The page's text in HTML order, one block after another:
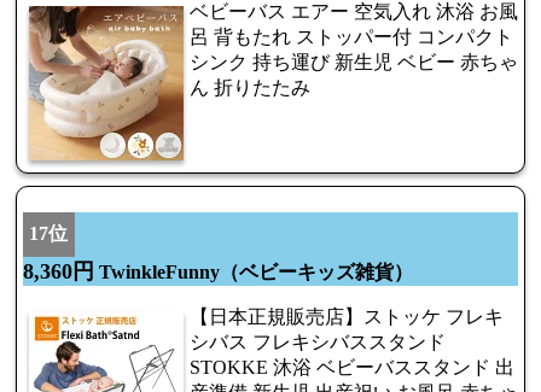
ベビーバス エアー 空気入れ 沐浴 お風
呂 背もたれ ストッパー付 コンパクト
シンク 持ち運び 新生児 ベビー 赤ちゃ
ん 折りたたみ
17位
8,360円 TwinkleFunny（ベビーキッズ雑貨）
【日本正規販売店】ストッケ フレキ
シバス フレキシバススタンド
STOKKE 沐浴 ベビーバススタンド 出